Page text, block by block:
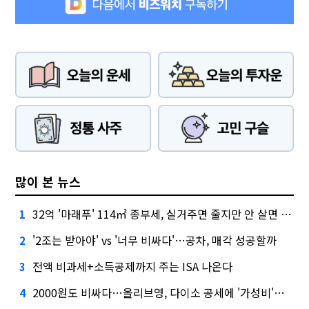
많이 본 뉴스
1 32억 '마래푸' 114㎡ 종부세, 실거주면 줄지만 안 살면 2.5배
2 '2조는 받아야' vs '너무 비싸다'…공차, 매각 성공할까
3 전액 비과세+소득공제까지 주는 ISA 나온다
4 2000원도 비싸다…올리브영, 다이소 공세에 '가성비'로 맞불